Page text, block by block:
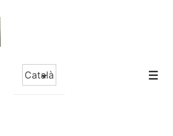
Trieu
un